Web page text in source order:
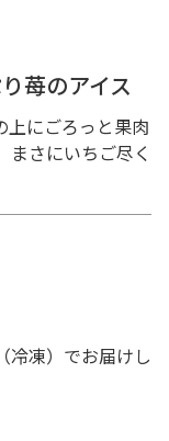
苺のアイス
上にごろっと果肉
まさにいちご尽く
冷凍）でお届けし